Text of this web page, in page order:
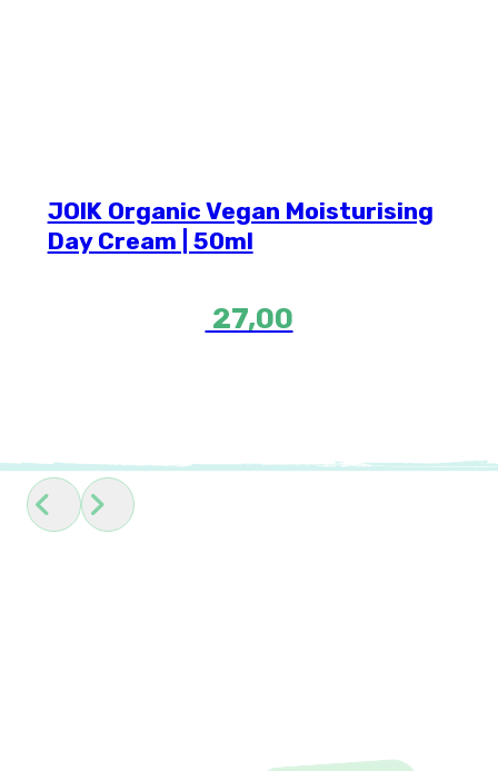
JOIK Organic Vegan Moisturising
Day Cream | 50ml
27,00